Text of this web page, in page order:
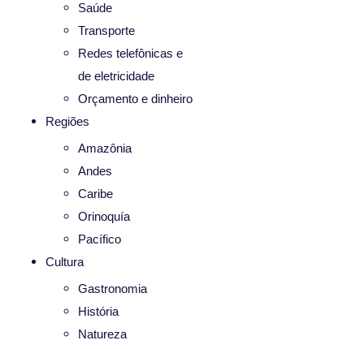
Saúde
Transporte
Redes telefônicas e
de eletricidade
Orçamento e dinheiro
Regiões
Amazônia
Andes
Caribe
Orinoquía
Pacífico
Cultura
Gastronomia
História
Natureza